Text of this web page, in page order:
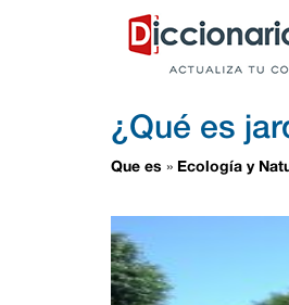
¿Qué es
Que es » Ecología y